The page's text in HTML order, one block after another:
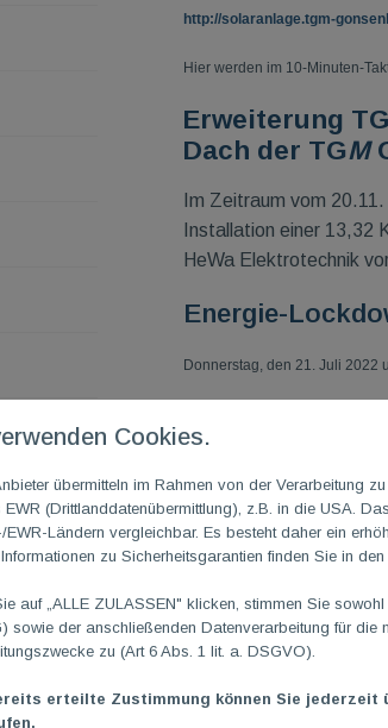
http://solaranlage.tgm-
Hier werden im 10-Minuten-
Erweiterung TG
Dach der TGM
Im Zeitraum vom
Installation einer 13,32
HeWa Elektrotechnik
Energie-
Donnerstag, den 21. Juli 2022
"Noch ist Sommer, noch sind
mit den Sportstätten, wenn
Döring"Energiekrise − Droht
Umsetzung der
MaStR
Sonntag, den 24. März 2019
Cookies.
übermitteln im Rahmen von der Verarbeitung
EWR (Drittlanddatenübermittlung), z.B. in die USA.
EWR-Ländern vergleichbar. Es besteht daher ein
zu Sicherheitsgarantien finden Sie in
auf „ALLE ZULASSEN" klicken, stimmen Sie
sowie der anschließenden Datenverarbeitung für
zu (Art 6 Abs. 1 lit. a. DSGVO).
erteilte Zustimmung können Sie